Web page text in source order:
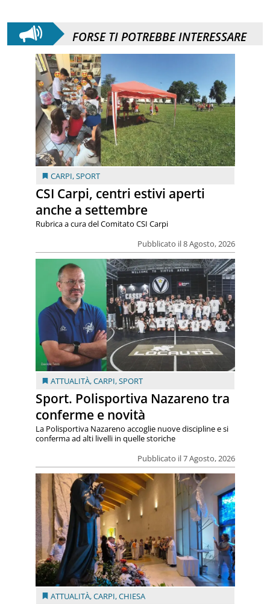
FORSE TI POTREBBE INTERESSARE
CARPI,SPORT
CSI Carpi, centri estivi aperti
anche a settembre
Pubblicato il 8 Agosto, 2026
Rubrica a cura del Comitato CSI Carpi
ATTUALITÀ,CARPI,SPORT
Sport. Polisportiva Nazareno tra
conferme e novità
Pubblicato il 7 Agosto, 2026
La Polisportiva Nazareno accoglie nuove discipline e si
conferma ad alti livelli in quelle storiche
ATTUALITÀ,CARPI,CHIESA